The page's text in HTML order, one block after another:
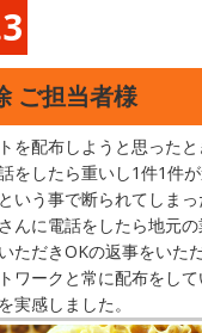
ご担当者様
を配布しようと思った
をしたら重いし1件1件
いう事で断られてしま
んに電話をしたら地元
ただきOKの返事をいた
ワークと常に配布をし
実感しました。